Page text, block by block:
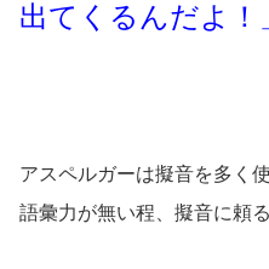
出てくるんだよ！
アスペルガーは擬音を多く
語彙力が無い程、擬音に頼